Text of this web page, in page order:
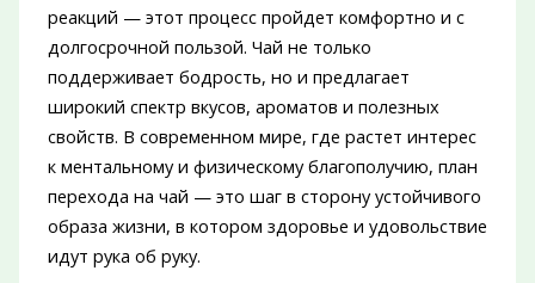
реакций — этот процесс пройдет комфортно и с
долгосрочной пользой. Чай не только
поддерживает бодрость, но и предлагает
широкий спектр вкусов, ароматов и полезных
свойств. В современном мире, где растет интерес
к ментальному и физическому благополучию, план
перехода на чай — это шаг в сторону устойчивого
образа жизни, в котором здоровье и удовольствие
идут рука об руку.